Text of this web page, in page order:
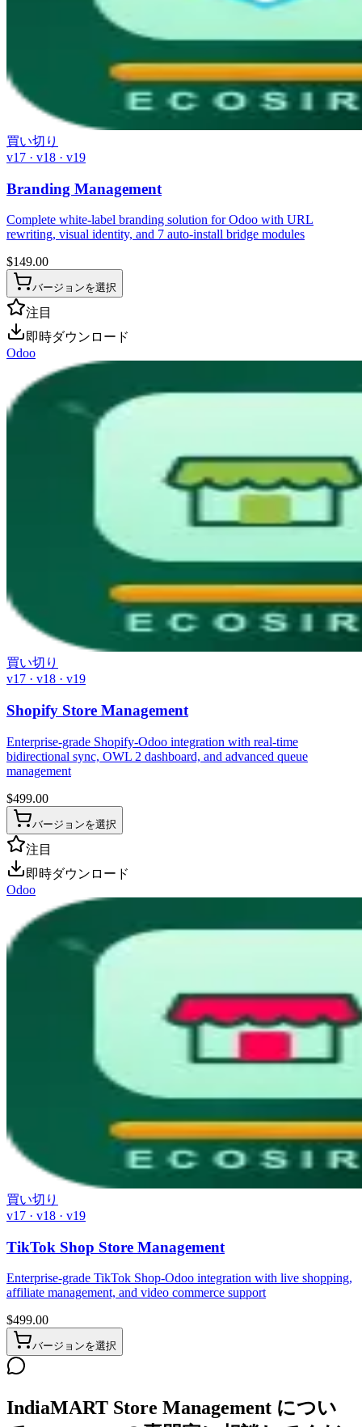
買い切り
v17 · v18 · v19
Branding Management
Complete white-label branding solution for Odoo with URL
rewriting, visual identity, and 7 auto-install bridge modules
$149.00
バージョンを選択
注目
即時ダウンロード
Odoo
買い切り
v17 · v18 · v19
Shopify Store Management
Enterprise-grade Shopify-Odoo integration with real-time
bidirectional sync, OWL 2 dashboard, and advanced queue
management
$499.00
バージョンを選択
注目
即時ダウンロード
Odoo
買い切り
v17 · v18 · v19
TikTok Shop Store Management
Enterprise-grade TikTok Shop-Odoo integration with live shopping,
affiliate management, and video commerce support
$499.00
バージョンを選択
IndiaMART Store Management につい